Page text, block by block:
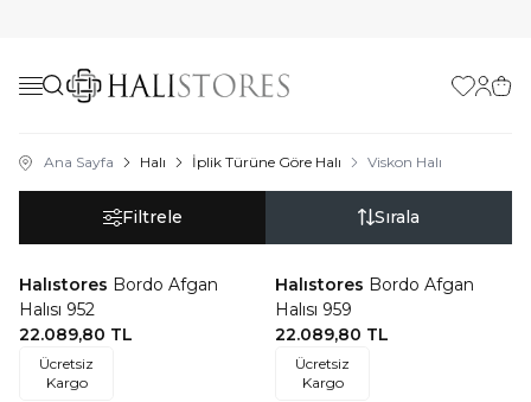
Favorilerim
Ana Sayfa Halı İplik Türüne Göre Halı Viskon Halı
Filtrele Sırala
Favorilere Ekle
Halıstores Bordo Afgan
Halısı 952
22.089,80 TL
Ücretsiz
Kargo
Favorilere Ekle
Halıstores Bordo Afgan
Halısı 959
22.089,80 TL
Ücretsiz
Kargo